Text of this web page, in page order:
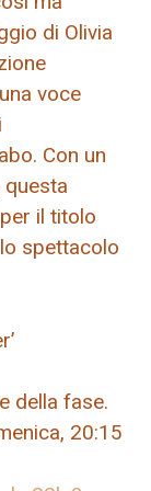
di Olivia
voce
Con un
il titolo
spettacolo
della fase.
20:15